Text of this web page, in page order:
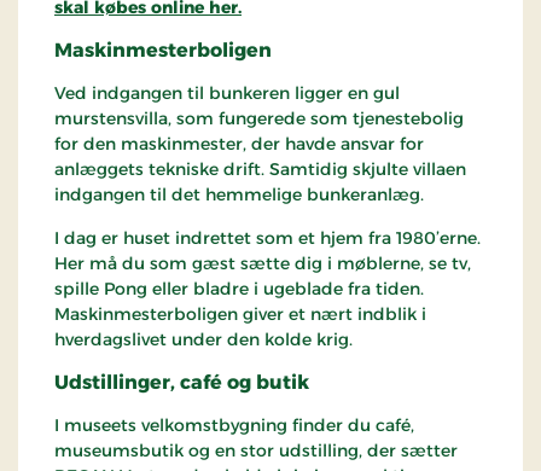
skal købes online her.
Maskinmesterboligen
Ved indgangen til bunkeren ligger en gul
murstensvilla, som fungerede som tjenestebolig
for den maskinmester, der havde ansvar for
anlæggets tekniske drift. Samtidig skjulte villaen
indgangen til det hemmelige bunkeranlæg.
I dag er huset indrettet som et hjem fra 1980’erne.
Her må du som gæst sætte dig i møblerne, se tv,
spille Pong eller bladre i ugeblade fra tiden.
Maskinmesterboligen giver et nært indblik i
hverdagslivet under den kolde krig.
Udstillinger, café og butik
I museets velkomstbygning finder du café,
museumsbutik og en stor udstilling, der sætter